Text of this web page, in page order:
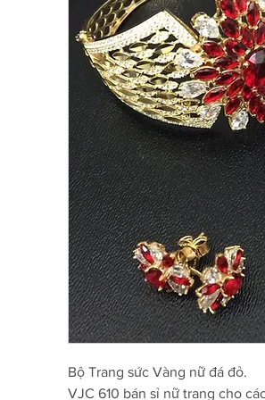
Bộ Trang sức Vàng nữ đá đỏ.
VJC 610 bán sỉ nữ trang cho